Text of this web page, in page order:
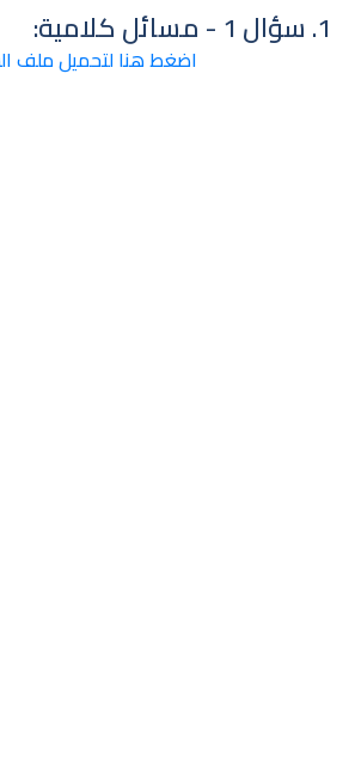
1. سؤال 1 - مسائل كلامية:
اضغط هنا لتحميل ملف